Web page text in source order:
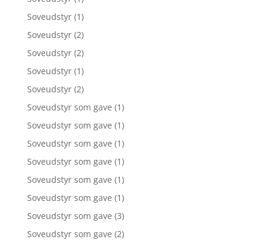
Soveudstyr (1)
Soveudstyr (2)
Soveudstyr (2)
Soveudstyr (1)
Soveudstyr (2)
Soveudstyr som gave (1)
Soveudstyr som gave (1)
Soveudstyr som gave (1)
Soveudstyr som gave (1)
Soveudstyr som gave (1)
Soveudstyr som gave (1)
Soveudstyr som gave (3)
Soveudstyr som gave (2)